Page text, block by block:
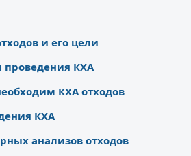
и его цели
КХА
КХА отходов
КХА
анализов отходов